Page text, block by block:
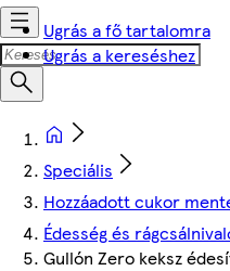
Ugrás a fő tartalomra
Ugrás a kereséshez
Speciális
Hozzáadott cukor
Édesség és
Gullón Zero keksz